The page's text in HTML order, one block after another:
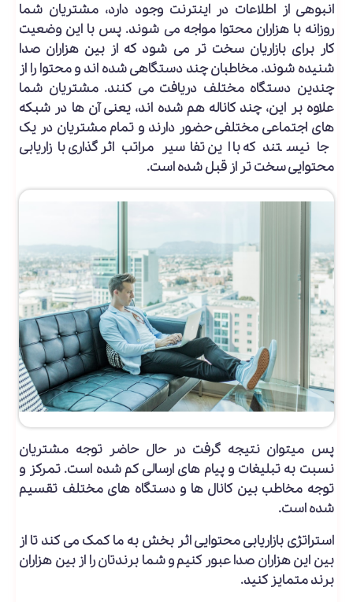
انبوهی از اطلاعات در اینترنت وجود دارد، مشتریان شما
روزانه با هزاران محتوا مواجه می شوند. پس با این وضعیت
کار برای بازاریان سخت تر می شود که از بین هزاران صدا
شنیده شوند. مخاطبان چند دستگاهی شده اند و محتوا را از
چندین دستگاه مختلف دریافت می کنند. مشتریان شما
علاوه بر این، چند کاناله هم شده اند، یعنی آن ها در شبکه
های اجتماعی مختلفی حضور دارند و تمام مشتریان در یک
جا نیستند که با این تفاسیر مراتب اثر گذاری بازاریابی
محتوایی سخت تر از قبل شده است.
پس میتوان نتیجه گرفت در حال حاضر توجه مشتریان
نسبت به تبلیغات و پیام های ارسالی کم شده است. تمرکز و
توجه مخاطب بین کانال ها و دستگاه های مختلف تقسیم
شده است.
استراتژی بازاریابی محتوایی اثر بخش به ما کمک می کند تا از
بین این هزاران صدا عبور کنیم و شما برندتان را از بین هزاران
برند متمایز کنید.